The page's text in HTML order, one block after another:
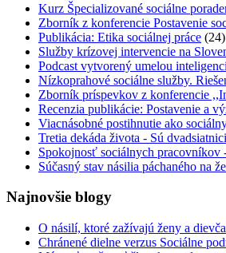
Kurz Špecializované sociálne
Zborník z konferencie Postavenie
Publikácia: Etika sociálnej práce (24)
Služby krízovej intervencie na
Podcast vytvorený umelou
Nízkoprahové sociálne služby.
Zborník príspevkov z konferencie
Recenzia publikácie: Postavenie a
Viacnásobné postihnutie ako
Tretia dekáda života - Sú
Spokojnosť sociálnych pracovníkov
Súčasný stav násilia páchaného na
Najnovšie blogy
O násilí, ktoré zažívajú ženy a
Chránené dielne verzus Sociálne